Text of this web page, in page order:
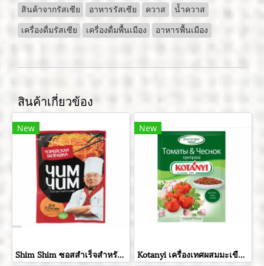
สินค้าจากรัสเซีย อาหารรัสเซีย ควาส
น้ำควาส
เครื่องดื่มรัสเซีย
เครื่องดื่มพื้นเมือง อาหารพื้นเมือง
สินค้าเกี่ยวข้อง
New
Shim Shim ซอสสำเร็จสำหรับปรุงสลัดแครอท ขนาด 60 กรัม
New
Kotanyi เครื่องเทศผสมมะเขือเทศและกระเทียมอบแห้ง ขนาด 20 กรัม